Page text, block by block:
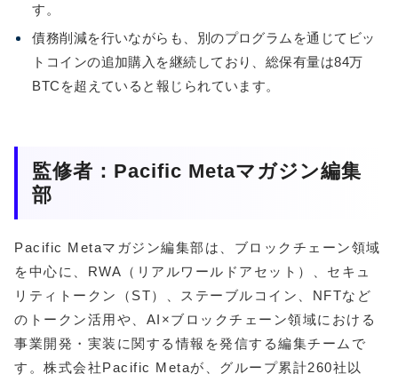
す。
債務削減を行いながらも、別のプログラムを通じてビッ
トコインの追加購入を継続しており、総保有量は84万
BTCを超えていると報じられています。
監修者：Pacific Metaマガジン編集
部
Pacific Metaマガジン編集部は、ブロックチェーン領域
を中心に、RWA（リアルワールドアセット）、セキュ
リティトークン（ST）、ステーブルコイン、NFTなど
のトークン活用や、AI×ブロックチェーン領域における
事業開発・実装に関する情報を発信する編集チームで
す。株式会社Pacific Metaが、グループ累計260社以